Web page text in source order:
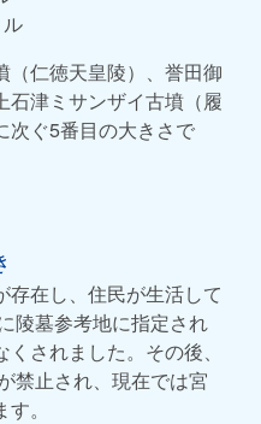
（仁徳天皇陵）、誉田御
石津ミサンザイ古墳（履
次ぐ5番目の大きさで
存在し、住民が生活して
陵墓参考地に指定され
されました。その後、
禁止され、現在では宮
。